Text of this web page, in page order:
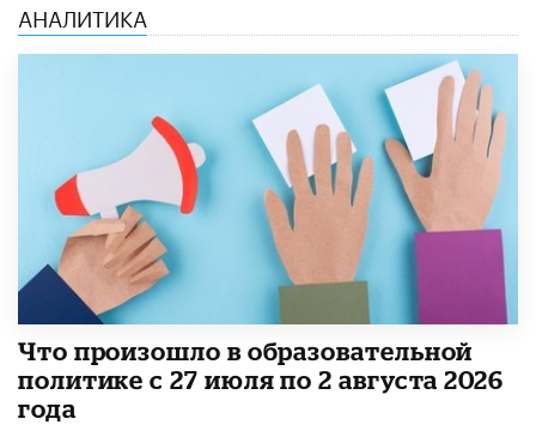
АНАЛИТИКА
​Что произошло в образовательной
политике с 27 июля по 2 августа 2026
года